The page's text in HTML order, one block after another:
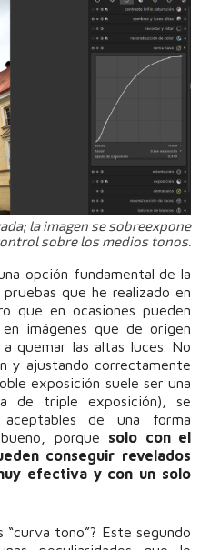
la imagen se sobreexpone
sobre los medios tonos.
opción fundamental de la
que he realizado en
que en ocasiones pueden
imágenes que de origen
quemar las altas luces. No
y ajustando correctamente
exposición suele ser una
de triple exposición), se
de una forma
porque solo con el
conseguir revelados
efectiva y con un solo
tono”? Este segundo